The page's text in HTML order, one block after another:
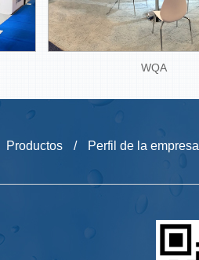
WQA
Productos / Perfil de la empresa